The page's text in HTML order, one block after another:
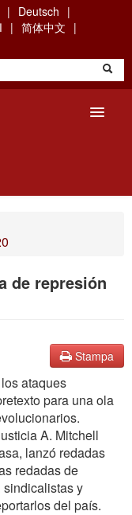
Deutsch
简体中文
de represión
Stampa
ataques
para una ola
A. Mitchell
lanzó redadas
redadas de
sindicalistas y
del país.